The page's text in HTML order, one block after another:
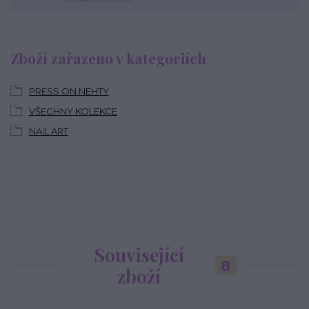
Zboží zařazeno v kategoriích
PRESS ON NEHTY
VŠECHNY KOLEKCE
NAIL ART
Související
zboží
8